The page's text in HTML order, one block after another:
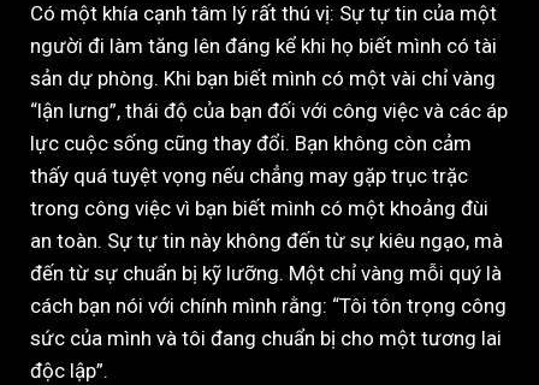
Có một khía cạnh tâm lý rất thú vị: Sự tự tin của một
người đi làm tăng lên đáng kể khi họ biết mình có tài
sản dự phòng. Khi bạn biết mình có một vài chỉ vàng
“lận lưng”, thái độ của bạn đối với công việc và các áp
lực cuộc sống cũng thay đổi. Bạn không còn cảm
thấy quá tuyệt vọng nếu chẳng may gặp trục trặc
trong công việc vì bạn biết mình có một khoảng đùi
an toàn. Sự tự tin này không đến từ sự kiêu ngạo, mà
đến từ sự chuẩn bị kỹ lưỡng. Một chỉ vàng mỗi quý là
cách bạn nói với chính mình rằng: “Tôi tôn trọng công
sức của mình và tôi đang chuẩn bị cho một tương lai
độc lập”.